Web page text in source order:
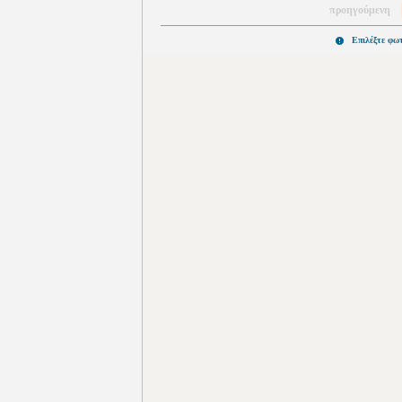
προηγούμενη
Επιλέξτε